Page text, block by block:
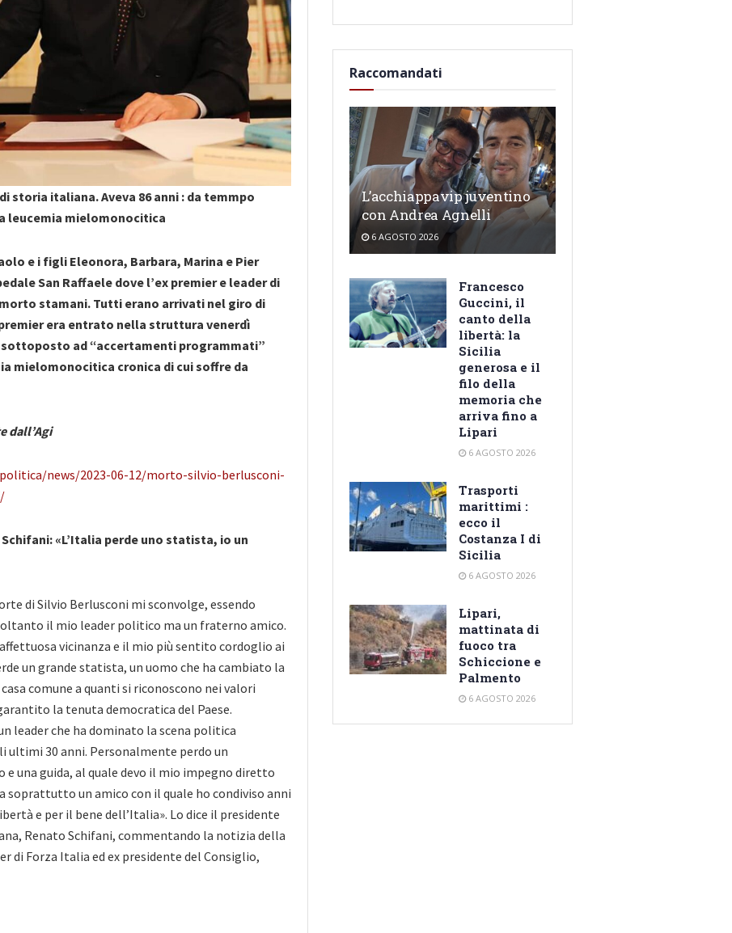
storia italiana. Aveva 86 anni : da temmpo
leucemia mielomonocitica
e i figli Eleonora, Barbara, Marina e Pier
San Raffaele dove l’ex premier e leader di
morto stamani. Tutti erano arrivati nel giro di
premier era entrato nella struttura venerdì
sottoposto ad “accertamenti programmati”
mielomonocitica cronica di cui soffre da
dall’Agi
news/2023-06-12/morto-silvio-berlusconi-
«L’Italia perde uno statista, io un
di Silvio Berlusconi mi sconvolge, essendo
il mio leader politico ma un fraterno amico.
vicinanza e il mio più sentito cordoglio ai
un grande statista, un uomo che ha cambiato la
comune a quanti si riconoscono nei valori
la tenuta democratica del Paese.
leader che ha dominato la scena politica
ultimi 30 anni. Personalmente perdo un
una guida, al quale devo il mio impegno diretto
soprattutto un amico con il quale ho condiviso anni
e per il bene dell’Italia». Lo dice il presidente
Renato Schifani, commentando la notizia della
di Forza Italia ed ex presidente del Consiglio,
Raccomandati
L’acchiappavip juventino
con Andrea Agnelli
6 AGOSTO 2026
Francesco
Guccini, il
canto della
libertà: la
Sicilia
generosa e il
filo della
memoria che
arriva fino a
Lipari
6 AGOSTO 2026
Trasporti
marittimi :
ecco il
Costanza I di
Sicilia
6 AGOSTO 2026
Lipari,
mattinata di
fuoco tra
Schiccione e
Palmento
6 AGOSTO 2026